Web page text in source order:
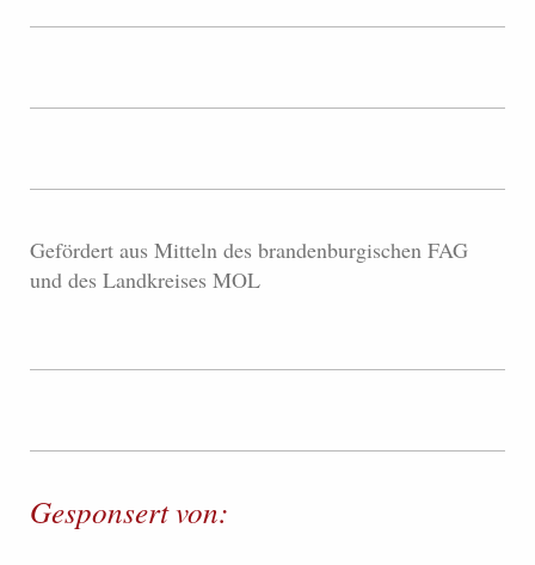
Gefördert aus Mitteln des brandenburgischen FAG
und des Landkreises MOL
Gesponsert von: